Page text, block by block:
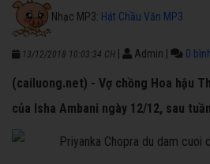
Nhạc MP3: Hát Chầu Văn MP3
13/12/2018 10:03:34 CH Admin 0
(cailuong.net) - Vợ chồng Hoa hậu
của Isha Ambani ngày 12/12, sau